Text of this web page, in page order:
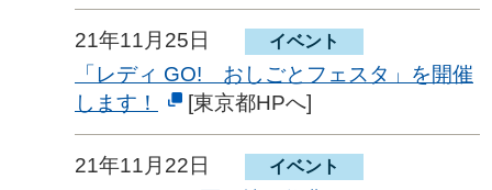
21年11月25日 イベント
「レディ GO! おしごとフェスタ」を開催
します！
[東京都HPへ]
21年11月22日 イベント